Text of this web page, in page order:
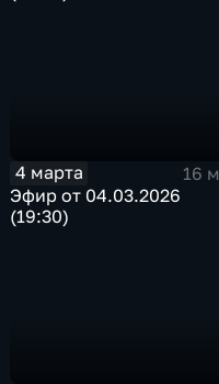
4 марта
16
Эфир от 04.03.2026
(19:30)